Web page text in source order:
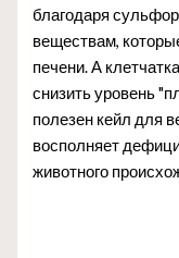
благодаря
веществам,
печени. А
снизить уровень
полезен кейл для
восполняет
животного